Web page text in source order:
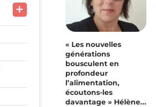
« Les nouvelles
générations
bousculent en
profondeur
l’alimentation,
écoutons-les
davantage » Hélène...